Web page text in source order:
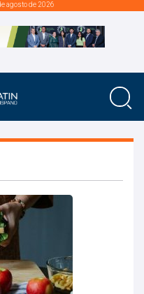
agosto de 2026